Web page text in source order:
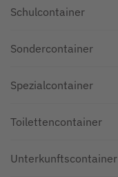
Schulcontainer
Sondercontainer
Spezialcontainer
Toilettencontainer
Unterkunftscontainer